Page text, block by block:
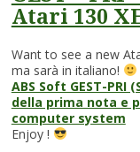
Atari 130
Want to see a new
ma sarà in italiano!
ABS Soft GEST-
della prima nota e
computer system
Enjoy !